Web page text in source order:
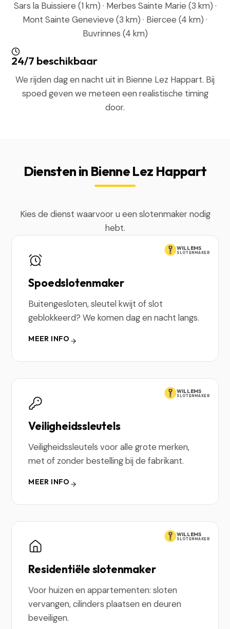
Sars la Buissiere (1 km) · Merbes Sainte Marie (3 km) ·
Mont Sainte Genevieve (3 km) · Biercee (4 km) ·
Buvrinnes (4 km)
24/7 beschikbaar
We rijden dag en nacht uit in Bienne Lez Happart. Bij
spoed geven we meteen een realistische timing
door.
Diensten in Bienne Lez Happart
Kies de dienst waarvoor u een slotenmaker nodig
hebt.
WILLEMS
SLOTENMAKER
Spoedslotenmaker
Buitengesloten, sleutel kwijt of slot
geblokkeerd? We komen dag en nacht langs.
MEER INFO
WILLEMS
SLOTENMAKER
Veiligheidssleutels
Veiligheidssleutels voor alle grote merken,
met of zonder bestelling bij de fabrikant.
MEER INFO
WILLEMS
SLOTENMAKER
Residentiële slotenmaker
Voor huizen en appartementen: sloten
vervangen, cilinders plaatsen en deuren
beveiligen.